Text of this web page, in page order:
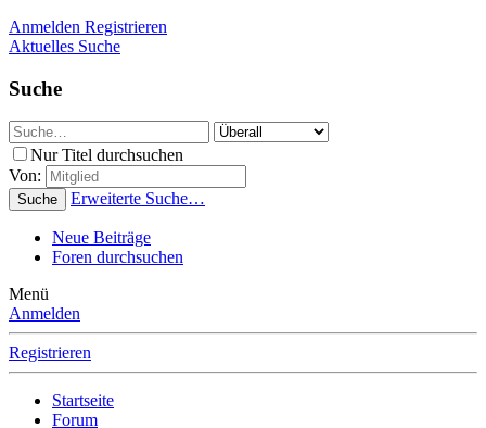
Anmelden Registrieren
Aktuelles Suche
Suche
Nur Titel durchsuchen
Von:
Suche Erweiterte Suche…
Neue Beiträge
Foren durchsuchen
Menü
Anmelden
Registrieren
Startseite
Forum